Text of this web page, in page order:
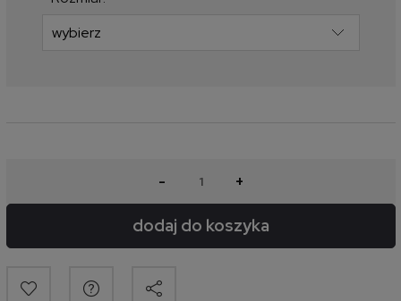
- +
dodaj do koszyka